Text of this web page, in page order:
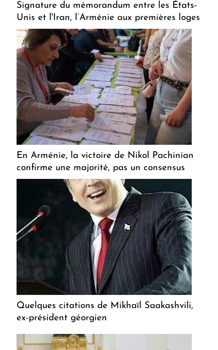
Signature du mémorandum entre les États-
Unis et l'Iran, l’Arménie aux premières loges
En Arménie, la victoire de Nikol Pachinian
confirme une majorité, pas un consensus
Quelques citations de Mikhaïl Saakashvili,
ex-président géorgien